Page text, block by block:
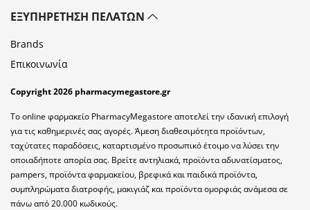
ΕΞΥΠΗΡΈΤΗΣΗ ΠΕΛΑΤΏΝ
Brands
Επικοινωνία
Copyright 2026 pharmacymegastore.gr
Το online φαρμακείο PharmacyMegastore αποτελεί την ιδανική επιλογή
για τις καθημερινές σας αγορές. Άμεση διαθεσιμότητα προϊόντων,
ταχύτατες παραδόσεις, καταρτισμένο προσωπικό έτοιμο να λύσει την
οποιαδήποτε απορία σας. Βρείτε αντηλιακά, προϊόντα αδυνατίσματος,
pampers, προϊόντα φαρμακείου, βρεφικά και παιδικά προϊόντα,
συμπληρώματα διατροφής, μακιγιάζ και προϊόντα ομορφιάς ανάμεσα σε
πάνω από 20.000 κωδικούς.